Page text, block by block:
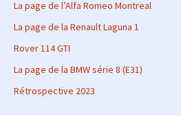
La page de l’Alfa Romeo Montreal
La page de la Renault Laguna 1
Rover 114 GTI
La page de la BMW série 8 (E31)
Rétrospective 2023